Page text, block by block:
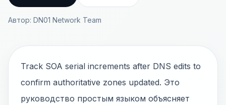
Автор: DN01 Network Team
Track SOA serial increments after DNS edits to
confirm authoritative zones updated. Это
руководство простым языком объясняет